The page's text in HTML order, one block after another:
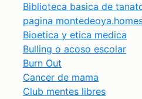
Biblioteca basica de
pagina
Bioetica y etica medica
Bulling o acoso escolar
Burn Out
Cancer de mama
Club mentes libres